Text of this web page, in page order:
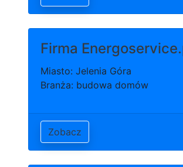
Firma
Miasto: Jelenia Góra
Branża: budowa domów
Zobacz